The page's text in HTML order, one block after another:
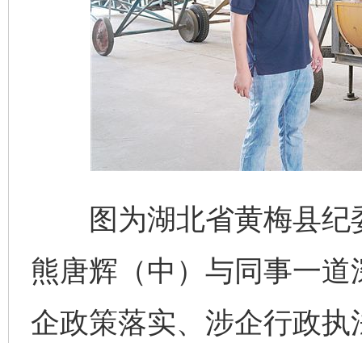
图为湖北省黄梅县纪
熊唐辉（中）与同事一
企政策落实、涉企行政